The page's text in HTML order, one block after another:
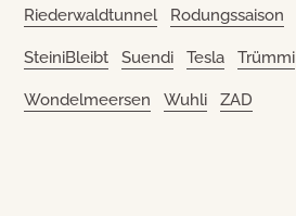
Riederwaldtunnel Rodungssaison
SteiniBleibt Suendi Tesla Trümmi
Wondelmeersen Wuhli ZAD